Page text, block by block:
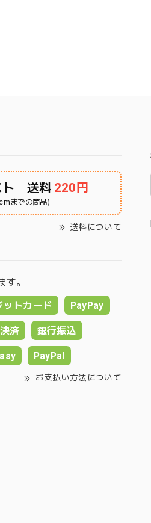
ト 送料 220円
までの商品)
送料について
。
ットカード PayPay
済 銀行振込
PayPal
お支払い方法について